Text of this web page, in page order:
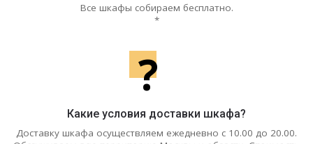
Все шкафы собираем бесплатно.
*
?
Какие условия доставки шкафа?
Доставку шкафа осуществляем ежедневно с 10.00 до 20.00.